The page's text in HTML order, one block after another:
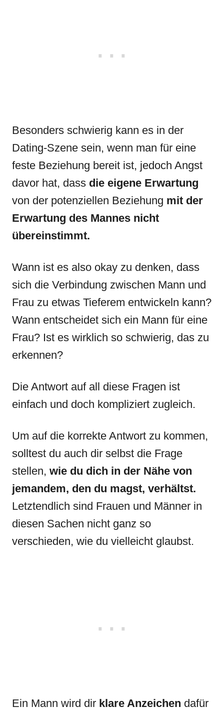
Besonders schwierig kann es in der
Dating-Szene sein, wenn man für eine
feste Beziehung bereit ist, jedoch Angst
davor hat, dass die eigene Erwartung
von der potenziellen Beziehung mit der
Erwartung des Mannes nicht
übereinstimmt.
Wann ist es also okay zu denken, dass
sich die Verbindung zwischen Mann und
Frau zu etwas Tieferem entwickeln kann?
Wann entscheidet sich ein Mann für eine
Frau? Ist es wirklich so schwierig, das zu
erkennen?
Die Antwort auf all diese Fragen ist
einfach und doch kompliziert zugleich.
Um auf die korrekte Antwort zu kommen,
solltest du auch dir selbst die Frage
stellen, wie du dich in der Nähe von
jemandem, den du magst, verhältst.
Letztendlich sind Frauen und Männer in
diesen Sachen nicht ganz so
verschieden, wie du vielleicht glaubst.
Ein Mann wird dir klare Anzeichen dafür